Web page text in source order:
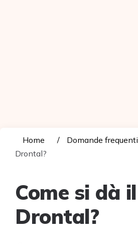
Home Domande frequenti
Drontal?
Come si dà il
Drontal?